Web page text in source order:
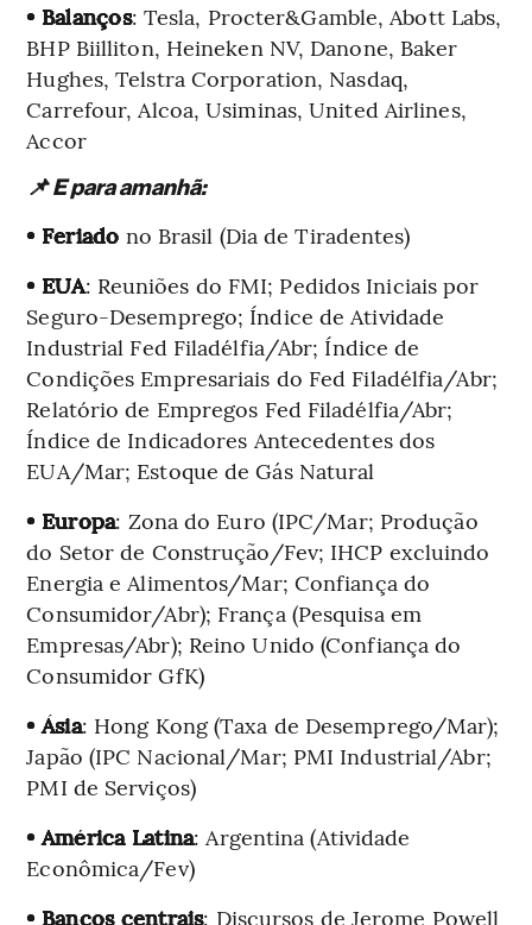
• Balanços: Tesla, Procter&Gamble, Abott Labs,
BHP Biilliton, Heineken NV, Danone, Baker
Hughes, Telstra Corporation, Nasdaq,
Carrefour, Alcoa, Usiminas, United Airlines,
Accor
📌 E para amanhã:
• Feriado no Brasil (Dia de Tiradentes)
• EUA: Reuniões do FMI; Pedidos Iniciais por
Seguro-Desemprego; Índice de Atividade
Industrial Fed Filadélfia/Abr; Índice de
Condições Empresariais do Fed Filadélfia/Abr;
Relatório de Empregos Fed Filadélfia/Abr;
Índice de Indicadores Antecedentes dos
EUA/Mar; Estoque de Gás Natural
• Europa: Zona do Euro (IPC/Mar; Produção
do Setor de Construção/Fev; IHCP excluindo
Energia e Alimentos/Mar; Confiança do
Consumidor/Abr); França (Pesquisa em
Empresas/Abr); Reino Unido (Confiança do
Consumidor GfK)
• Ásia: Hong Kong (Taxa de Desemprego/Mar);
Japão (IPC Nacional/Mar; PMI Industrial/Abr;
PMI de Serviços)
• América Latina: Argentina (Atividade
Econômica/Fev)
• Bancos centrais: Discursos de Jerome Powell